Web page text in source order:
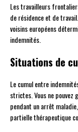
Les travailleurs
de résidence et de
voisins européens
indemnités.
Situations de
Le cumul entre
strictes. Vous ne pouvez
pendant un arrêt
partielle thérapeutique